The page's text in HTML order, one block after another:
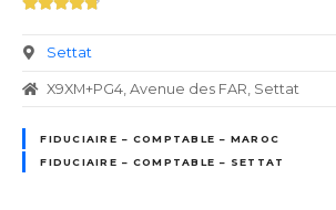
Settat
X9XM+PG4, Avenue des FAR, Settat
FIDUCIAIRE – COMPTABLE – MAROC
FIDUCIAIRE – COMPTABLE – SETTAT